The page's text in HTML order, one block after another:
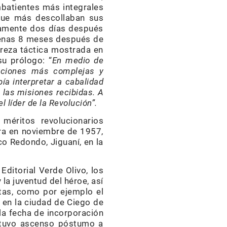
más integrales
más descollaban sus
dos días después
8 meses después de
táctica mostrada en
prólogo: “En medio de
más complejas y
interpretar a cabalidad
misiones recibidas. A
líder de la Revolución”.
revolucionarios
en noviembre de 1957,
Redondo, Jiguaní, en la
Verde Olivo, los
juventud del héroe, así
como por ejemplo el
la ciudad de Ciego de
fecha de incorporación
ascenso póstumo a